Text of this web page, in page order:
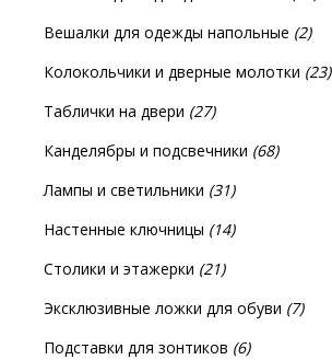
Вешалки для одежды напольные (2)
Колокольчики и дверные молотки (23)
Таблички на двери (27)
Канделябры и подсвечники (68)
Лампы и светильники (31)
Настенные ключницы (14)
Столики и этажерки (21)
Эксклюзивные ложки для обуви (7)
Подставки для зонтиков (6)